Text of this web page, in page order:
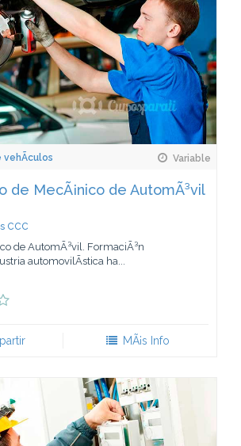
vehÃ­culos Variable
de MecÃ¡nico de AutomÃ³vil
CCC
de AutomÃ³vil. FormaciÃ³n
automovilÃ­stica ha...
MÃ¡s Info